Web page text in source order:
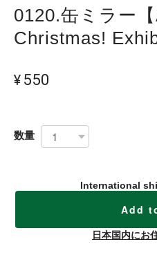
0120.缶ミラー
Christmas!
¥550
数量
International
Add
日本国内にお